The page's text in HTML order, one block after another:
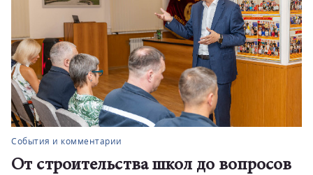
События и комментарии
От строительства школ до вопросов